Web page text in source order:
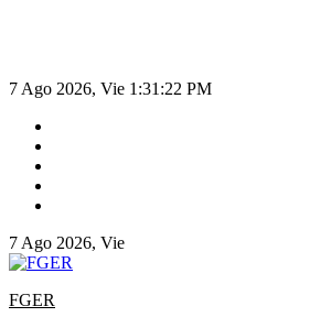
7 Ago 2026, Vie 1:31:22 PM
7 Ago 2026, Vie
FGER